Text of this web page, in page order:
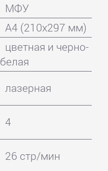
МФУ
A4 (210x297 мм)
цветная и черно-
белая
лазерная
4
26 стр/мин